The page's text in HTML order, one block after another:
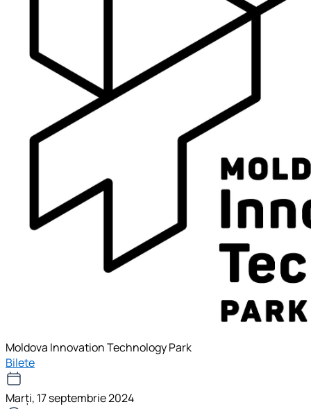
Moldova Innovation Technology Park
Bilete
Marți, 17 septembrie 2024